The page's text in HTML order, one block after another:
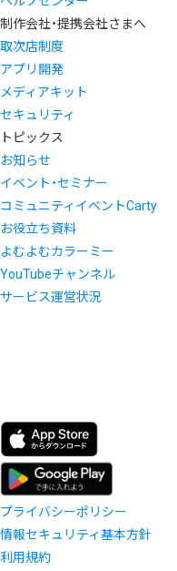
制作会社・提携会社さまへ
取次店制度
アプリ開発
メディアキット
セキュリティ
トピックス
お知らせ
イベント・セミナー
コミュニティイベントCarty
お役立ち資料
よむよむカラーミー
YouTubeチャンネル
サービス運営状況
プライバシーポリシー
情報セキュリティ基本方針
利用規約